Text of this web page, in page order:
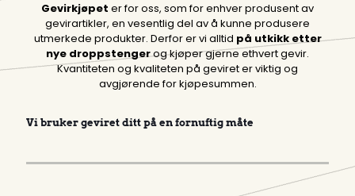
Gevirkjøpet er for oss, som for enhver produsent av
gevirartikler, en vesentlig del av å kunne produsere
utmerkede produkter. Derfor er vi alltid på utkikk etter
nye droppstengerog kjøper gjerne ethvert gevir.
Kvantiteten og kvaliteten på geviret er viktig og
avgjørende for kjøpesummen.
Vi bruker geviret ditt på en fornuftig måte